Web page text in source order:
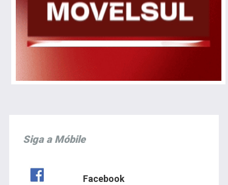
Siga a Móbile
Facebook